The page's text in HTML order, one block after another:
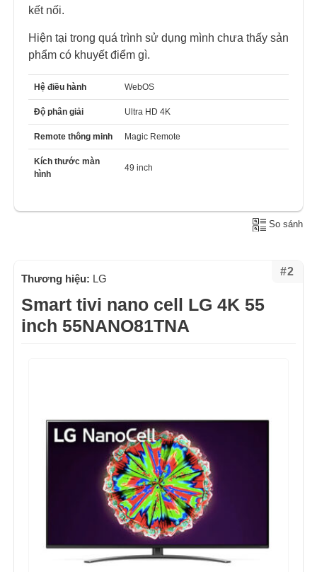
kết nối.
Hiện tại trong quá trình sử dụng mình chưa thấy sản
phẩm có khuyết điểm gì.
Hệ điều hành WebOS
Độ phân giải Ultra HD 4K
Remote thông minh Magic Remote
Kích thước màn
hình
49 inch
So sánh
#2
Thương hiệu: LG
Smart tivi nano cell LG 4K 55
inch 55NANO81TNA